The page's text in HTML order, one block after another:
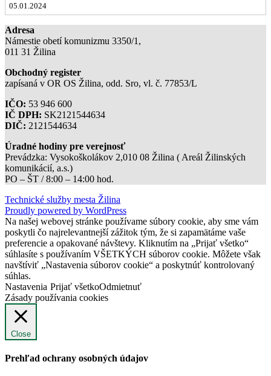
05.01.2024
Adresa
Námestie obetí komunizmu 3350/1,
011 31 Žilina
Obchodný register
zapísaná v OR OS Žilina, odd. Sro, vl. č. 77853/L
IČO: 53 946 600
IČ DPH: SK2121544634
DIČ: 2121544634
Úradné hodiny pre verejnosť
Prevádzka: Vysokoškolákov 2,010 08 Žilina ( Areál Žilinských
komunikácií, a.s.)
PO – ŠT / 8:00 – 14:00 hod.
Technické služby mesta Žilina
Proudly powered by WordPress
Na našej webovej stránke používame súbory cookie, aby sme vám
poskytli čo najrelevantnejší zážitok tým, že si zapamätáme vaše
preferencie a opakované návštevy. Kliknutím na „Prijať všetko“
súhlasíte s používaním VŠETKÝCH súborov cookie. Môžete však
navštíviť „Nastavenia súborov cookie“ a poskytnúť kontrolovaný
súhlas.
Nastavenia Prijať všetkoOdmietnuť
Zásady používania cookies
Close
Prehľad ochrany osobných údajov